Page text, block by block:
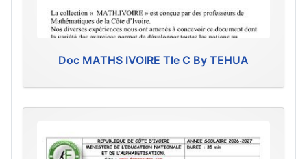
Doc MATHS IVOIRE Tle C By TEHUA